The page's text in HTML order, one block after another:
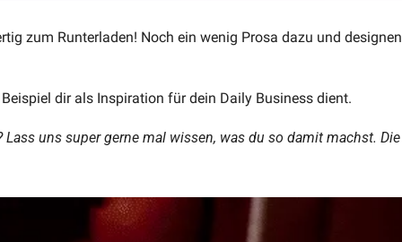
zum Runterladen! Noch ein wenig Prosa dazu und
dir als Inspiration für dein Daily Business dient.
uns super gerne mal wissen, was du so damit machst.